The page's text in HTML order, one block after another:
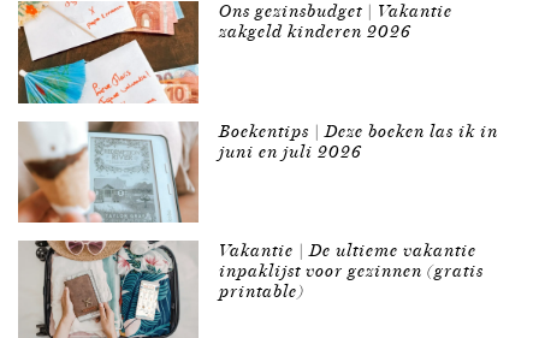
Ons gezinsbudget | Vakantie
zakgeld kinderen 2026
Boekentips | Deze boeken las ik in
juni en juli 2026
Vakantie | De ultieme vakantie
inpaklijst voor gezinnen (gratis
printable)